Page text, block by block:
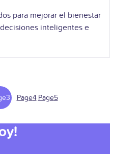
para mejorar el bienestar
inteligentes e
3 Page4 Page5